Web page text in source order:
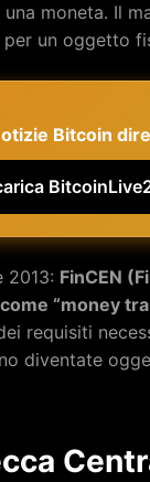
moneta. Il
un oggetto
Bitcoin
2013: FinCEN
“money
requisiti
diventate